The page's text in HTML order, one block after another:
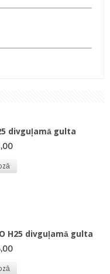
divguļamā gulta
H25 divguļamā gulta